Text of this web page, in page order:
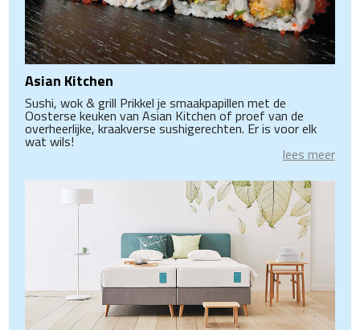
Asian Kitchen
Sushi, wok & grill Prikkel je smaakpapillen met de
Oosterse keuken van Asian Kitchen of proef van de
overheerlijke, kraakverse sushigerechten. Er is voor elk
wat wils!
lees meer